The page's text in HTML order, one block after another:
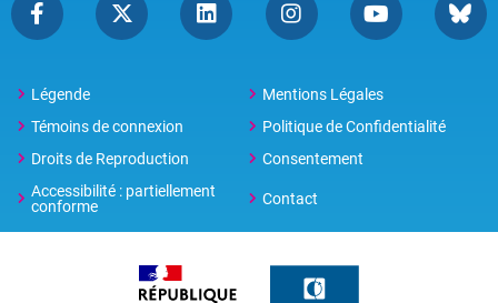
Légende
Mentions Légales
Témoins de connexion
Politique de Confidentialité
Droits de Reproduction
Consentement
Accessibilité : partiellement
conforme
Contact